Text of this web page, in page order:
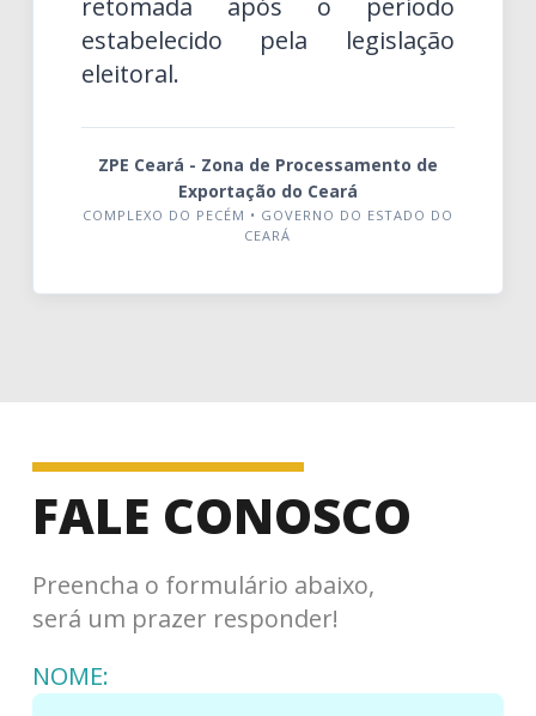
retomada após o período
estabelecido pela legislação
eleitoral.
ZPE Ceará - Zona de Processamento de
Exportação do Ceará
COMPLEXO DO PECÉM • GOVERNO DO ESTADO DO
CEARÁ
FALE CONOSCO
Preencha o formulário abaixo,
será um prazer responder!
NOME: